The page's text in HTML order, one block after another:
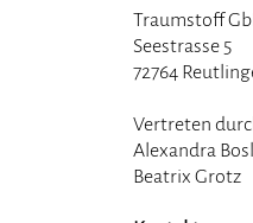
Traumstoff
Seestrasse 5
72764
Vertreten
Alexandra
Beatrix Grotz